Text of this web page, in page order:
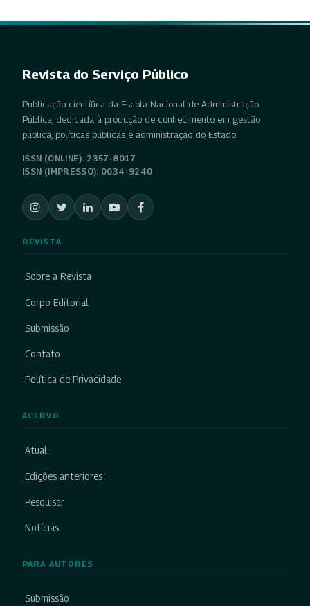
Revista do Serviço Público
Publicação científica da Escola Nacional de Administração
Pública, dedicada à produção de conhecimento em gestão
pública, políticas públicas e administração do Estado.
ISSN (ONLINE): 2357-8017
ISSN (IMPRESSO): 0034-9240
REVISTA
Sobre a Revista
Corpo Editorial
Submissão
Contato
Política de Privacidade
ACERVO
Atual
Edições anteriores
Pesquisar
Notícias
PARA AUTORES
Submissão